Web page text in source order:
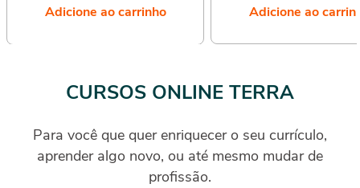
Adicione ao carrinho Adicione ao
CURSOS ONLINE TERRA
Para você que quer enriquecer o seu currículo,
aprender algo novo, ou até mesmo mudar de
profissão.